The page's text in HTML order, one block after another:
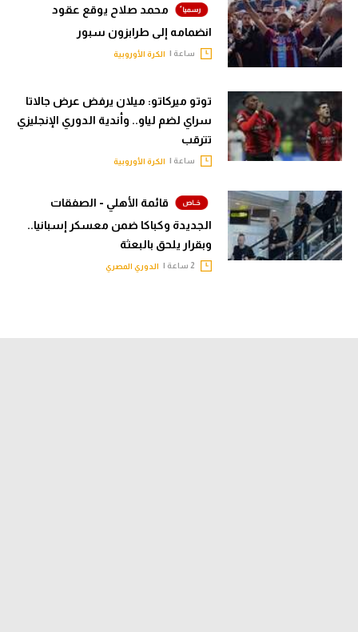
محمد صلاح يوقع عقود
انضمامه إلى طرابزون سبور
ساعة | الكرة الأوروبية
توتو ميركاتو: ميلان يرفض عرض جالاتا
سراي لضم لياو.. وأندية الدوري الإنجليزي
تترقب
ساعة | الكرة الأوروبية
قائمة الأهلي - الصفقات
الجديدة وكباكا ضمن معسكر إسبانيا..
وبقرار يلحق بالبعثة
الدوري المصري